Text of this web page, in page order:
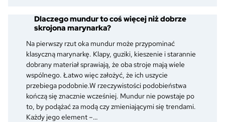
służbie
mundurowej
–
co
zmienia
się
w
umundurowaniu
po
otrzymaniu
Dlaczego mundur to coś więcej niż dobrze
skrojona marynarka?
Na pierwszy rzut oka mundur może przypominać
klasyczną marynarkę. Klapy, guziki, kieszenie i starannie
dobrany materiał sprawiają, że oba stroje mają wiele
wspólnego. Łatwo więc założyć, że ich uszycie
przebiega podobnie.W rzeczywistości podobieństwa
kończą się znacznie wcześniej. Mundur nie powstaje po
to, by podążać za modą czy zmieniającymi się trendami.
Każdy jego element –…